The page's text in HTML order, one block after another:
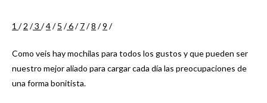
1 /2 /3 /4/5 /6/7/8 /9 /
Como veis hay mochilas para todos los gustos y que pueden ser
nuestro mejor aliado para cargar cada día las preocupaciones de
una forma bonitista.